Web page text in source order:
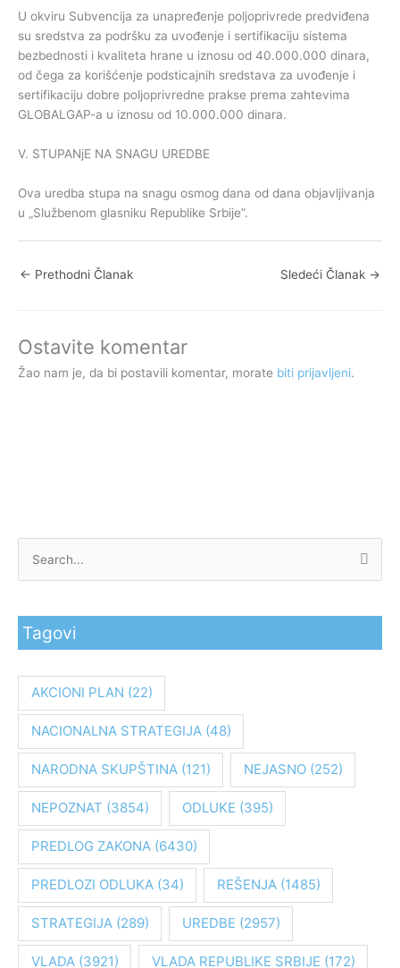
U okviru Subvencija za unapređenje poljoprivrede predviđena
su sredstva za podršku za uvođenje i sertifikaciju sistema
bezbednosti i kvaliteta hrane u iznosu od 40.000.000 dinara,
od čega za korišćenje podsticajnih sredstava za uvođenje i
sertifikaciju dobre poljoprivredne prakse prema zahtevima
GLOBALGAP-a u iznosu od 10.000.000 dinara.
V. STUPANjE NA SNAGU UREDBE
Ova uredba stupa na snagu osmog dana od dana objavljivanja
u „Službenom glasniku Republike Srbije”.
← Prethodni Članak Sledeći Članak →
Ostavite komentar
Žao nam je, da bi postavili komentar, morate biti prijavljeni.
g
z
Tagovi
AKCIONI PLAN (22)
NACIONALNA STRATEGIJA(48)
NARODNA SKUPŠTINA(121) NEJASNO(252)
NEPOZNAT (3854) ODLUKE (395)
PREDLOG ZAKONA(6430)
PREDLOZI ODLUKA(34) REŠENJA(1485)
STRATEGIJA(289) UREDBE (2957)
VLADA(3921) VLADA REPUBLIKE SRBIJE (172)